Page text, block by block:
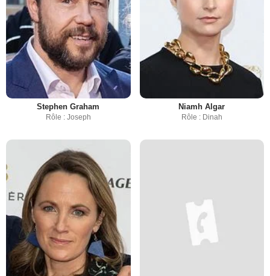
Stephen Graham
Rôle : Joseph
Niamh Algar
Rôle : Dinah